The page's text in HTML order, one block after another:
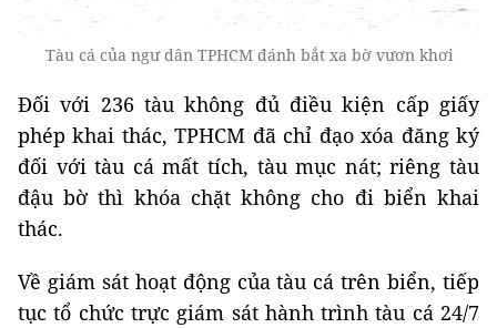
Tàu cá của ngư dân TPHCM đánh bắt xa bờ vươn khơi
Đối với 236 tàu không đủ điều kiện cấp giấy
phép khai thác, TPHCM đã chỉ đạo xóa đăng ký
đối với tàu cá mất tích, tàu mục nát; riêng tàu
đậu bờ thì khóa chặt không cho đi biển khai
thác.
Về giám sát hoạt động của tàu cá trên biển, tiếp
tục tổ chức trực giám sát hành trình tàu cá 24/7